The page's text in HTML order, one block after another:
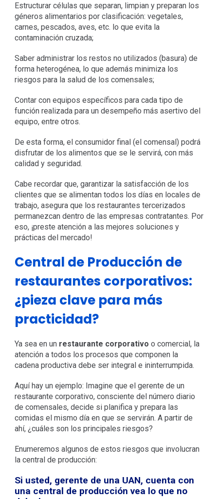
Estructurar células que separan, limpian y preparan los
géneros alimentarios por clasificación: vegetales,
carnes, pescados, aves, etc. lo que evita la
contaminación cruzada;
Saber administrar los restos no utilizados (basura) de
forma heterogénea, lo que además minimiza los
riesgos para la salud de los comensales;
Contar con equipos específicos para cada tipo de
función realizada para un desempeño más asertivo del
equipo, entre otros.
De esta forma, el consumidor final (el comensal) podrá
disfrutar de los alimentos que se le servirá, con más
calidad y seguridad.
Cabe recordar que, garantizar la satisfacción de los
clientes que se alimentan todos los días en locales de
trabajo, asegura que los restaurantes tercerizados
permanezcan dentro de las empresas contratantes. Por
eso, ¡preste atención a las mejores soluciones y
prácticas del mercado!
Central de Producción de
restaurantes corporativos:
¿pieza clave para más
practicidad?
Ya sea en un restaurante corporativo o comercial, la
atención a todos los procesos que componen la
cadena productiva debe ser integral e ininterrumpida.
Aquí hay un ejemplo: Imagine que el gerente de un
restaurante corporativo, consciente del número diario
de comensales, decide si planifica y prepara las
comidas el mismo día en que se servirán. A partir de
ahí, ¿cuáles son los principales riesgos?
Enumeremos algunos de estos riesgos que involucran
la central de producción:
Si usted, gerente de una UAN, cuenta con
una central de producción vea lo que no